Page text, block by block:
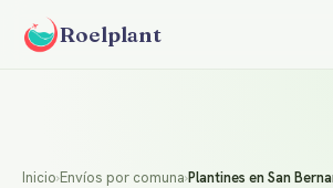
Roelplant
Inicio›Envíos por comuna›Plantines en San